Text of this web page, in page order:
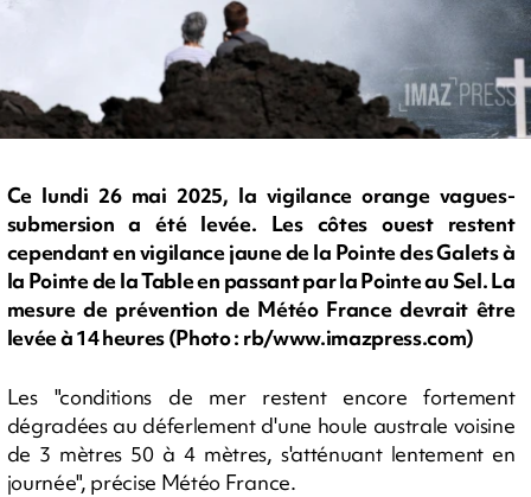
Ce lundi 26 mai 2025, la vigilance orange vagues-
submersion a été levée. Les côtes ouest restent
cependant en vigilance jaune de la Pointe des Galets à
la Pointe de la Table en passant par la Pointe au Sel. La
mesure de prévention de Météo France devrait être
levée à 14 heures (Photo : rb/www.imazpress.com)
Les "conditions de mer restent encore fortement
dégradées au déferlement d'une houle australe voisine
de 3 mètres 50 à 4 mètres, s'atténuant lentement en
journée", précise Météo France.